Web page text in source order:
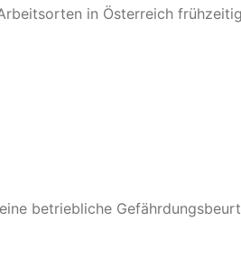
in Österreich
betriebliche